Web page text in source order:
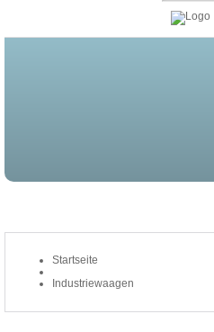
Startseite
Industriewaagen